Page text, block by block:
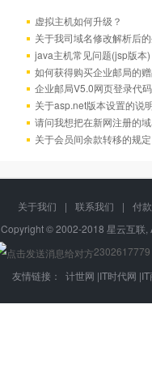
虚拟主机如何升级？
关于我司域名修改解析后
java主机常见问题(jsp版本)
如何获得购买企业邮局的
企业邮局V5.0网页登录代码
关于asp.net版本设置的说
请问我想把在新网注册的
关于会员间余款转移的规定
关于我们 | 联系我们 |
付
Copyright © 2002-2018 星云互
2302617779
友情链接： 计世网 |IT时代网 |